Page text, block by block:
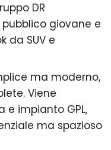
DR
giovane e
da SUV e
ma moderno,
Viene
e impianto GPL,
ma spazioso